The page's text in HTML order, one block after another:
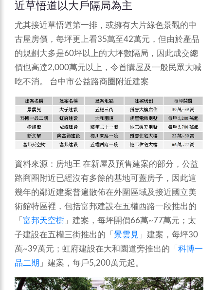
近草悟道以大戶隔局為主
尤其接近草悟道第一排，或擁有大片綠色景觀的中
古屋房價，每坪更上看35萬至42萬元，但由於產品
的規劃大多是60坪以上的大坪數隔局，因此成交總
價也高達2,000萬元以上，令首購屋及一般民眾大喊
吃不消。 台中市公益路商圈附近建案
資料來源：房地王 在新屋及預售建案的部分，公益
路商圈附近已經沒有多餘的基地可蓋房子，因此這
幾年的鄰近建案普遍散佈在外圍區域及接近國立美
術館特區裡，包括富邦建設在五權西路一段推出的
「 富邦天空樹 」建案，每坪開價66萬~77萬元；太
子建設在五權三街推出的「 景雲見 」建案，每坪30
萬~39萬元；虹府建設在大和園道旁推出的「 科博一
品二期 」建案，每戶5,200萬元起。